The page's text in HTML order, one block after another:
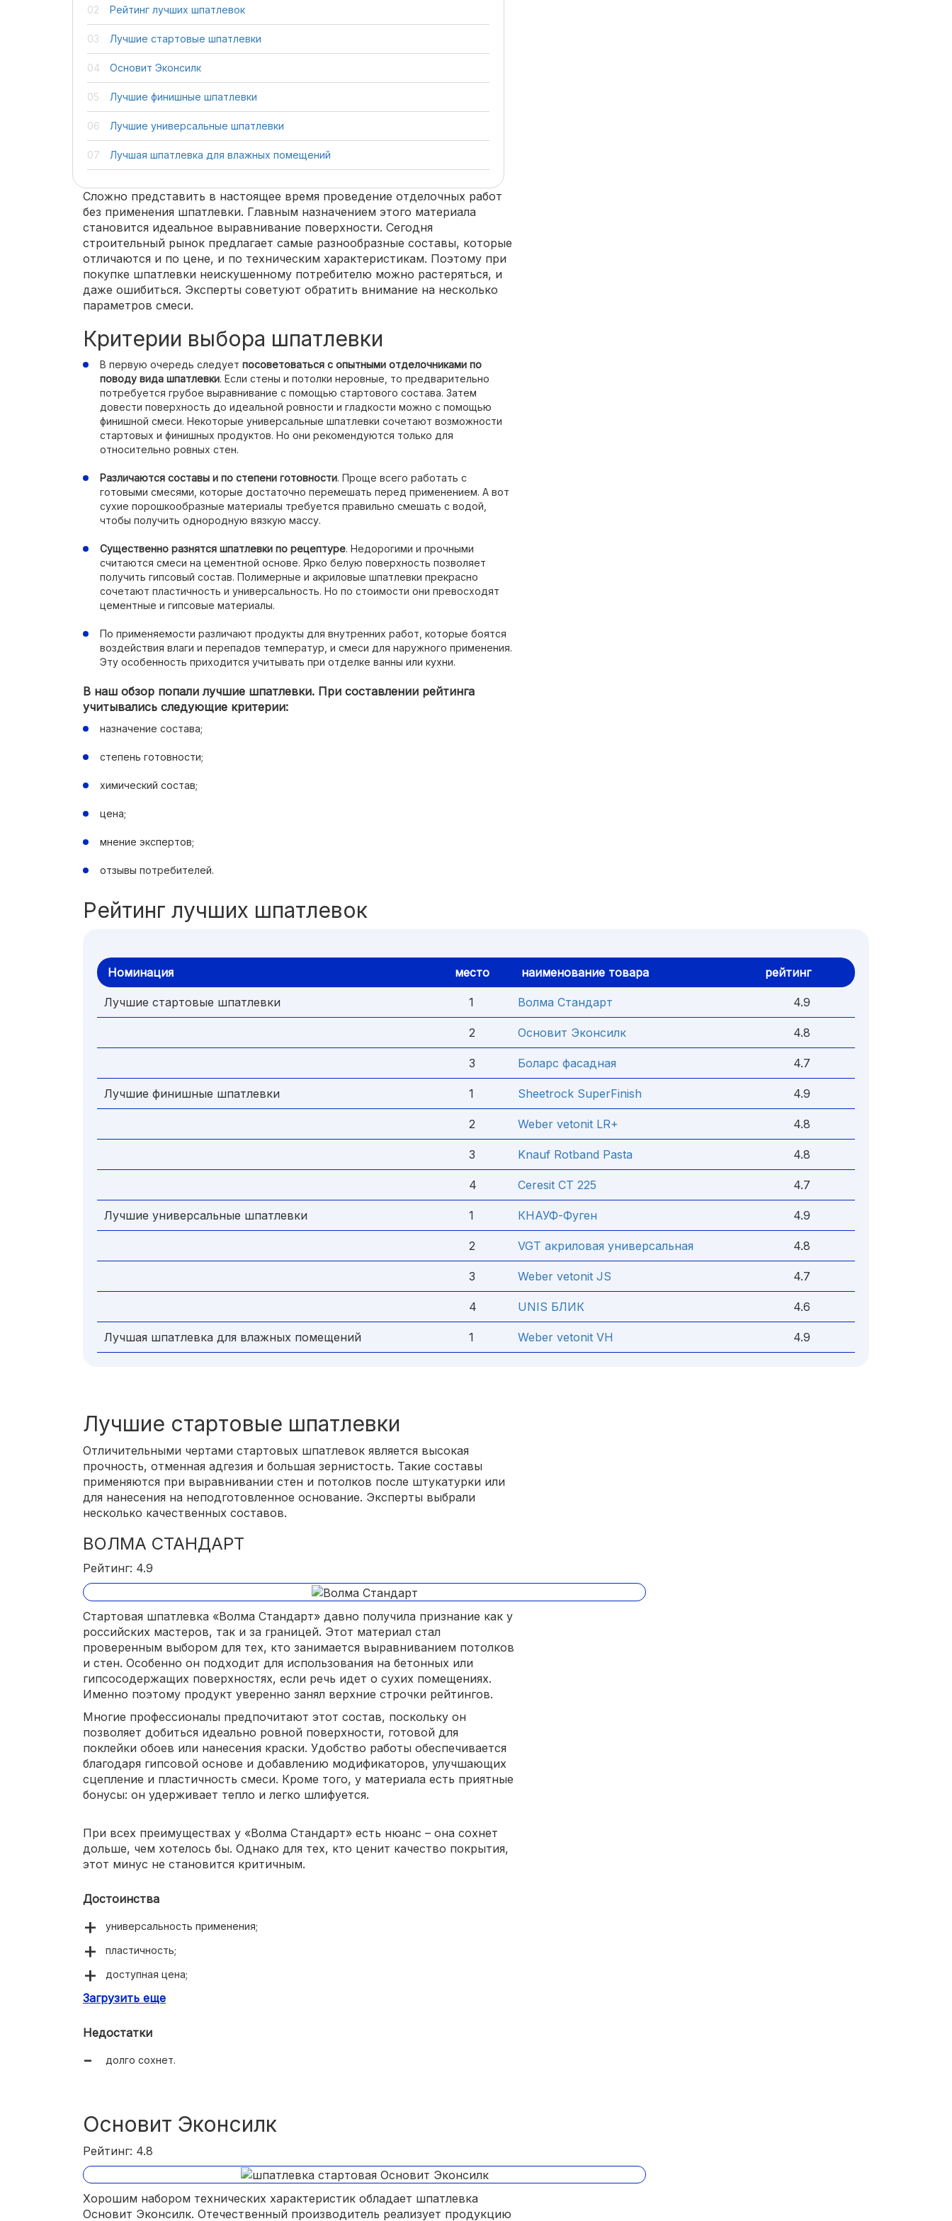
Рейтинг лучших шпатлевок
Лучшие стартовые шпатлевки
Основит Эконсилк
Лучшие финишные шпатлевки
Лучшие универсальные шпатлевки
Лучшая шпатлевка для влажных помещений
Сложно представить в настоящее время проведение отделочных работ
без применения шпатлевки. Главным назначением этого материала
становится идеальное выравнивание поверхности. Сегодня
строительный рынок предлагает самые разнообразные составы, которые
отличаются и по цене, и по техническим характеристикам. Поэтому при
покупке шпатлевки неискушенному потребителю можно растеряться, и
даже ошибиться. Эксперты советуют обратить внимание на несколько
параметров смеси.
Критерии выбора шпатлевки
В первую очередь следует посоветоваться с опытными отделочниками по
поводу вида шпатлевки. Если стены и потолки неровные, то предварительно
потребуется грубое выравнивание с помощью стартового состава. Затем
довести поверхность до идеальной ровности и гладкости можно с помощью
финишной смеси. Некоторые универсальные шпатлевки сочетают возможности
стартовых и финишных продуктов. Но они рекомендуются только для
относительно ровных стен.
Различаются составы и по степени готовности. Проще всего работать с
готовыми смесями, которые достаточно перемешать перед применением. А вот
сухие порошкообразные материалы требуется правильно смешать с водой,
чтобы получить однородную вязкую массу.
Существенно разнятся шпатлевки по рецептуре. Недорогими и прочными
считаются смеси на цементной основе. Ярко белую поверхность позволяет
получить гипсовый состав. Полимерные и акриловые шпатлевки прекрасно
сочетают пластичность и универсальность. Но по стоимости они превосходят
цементные и гипсовые материалы.
По применяемости различают продукты для внутренних работ, которые боятся
воздействия влаги и перепадов температур, и смеси для наружного применения.
Эту особенность приходится учитывать при отделке ванны или кухни.
В наш обзор попали лучшие шпатлевки. При составлении рейтинга
учитывались следующие критерии:
назначение состава;
степень готовности;
химический состав;
цена;
мнение экспертов;
отзывы потребителей.
Рейтинг лучших шпатлевок
Номинация место наименование товара рейтинг
Лучшие стартовые шпатлевки 1 Волма Стандарт 4.9
2 Основит Эконсилк 4.8
3 Боларс фасадная 4.7
Лучшие финишные шпатлевки 1 Sheetrock SuperFinish 4.9
2 Weber vetonit LR+ 4.8
3 Knauf Rotband Pasta 4.8
4 Ceresit CT 225 4.7
Лучшие универсальные шпатлевки 1 КНАУФ-Фуген 4.9
2 VGT акриловая универсальная 4.8
3 Weber vetonit JS 4.7
4 UNIS БЛИК 4.6
Лучшая шпатлевка для влажных помещений 1 Weber vetonit VH 4.9
Лучшие стартовые шпатлевки
Отличительными чертами стартовых шпатлевок является высокая
прочность, отменная адгезия и большая зернистость. Такие составы
применяются при выравнивании стен и потолков после штукатурки или
для нанесения на неподготовленное основание. Эксперты выбрали
несколько качественных составов.
ВОЛМА СТАНДАРТ
Рейтинг: 4.9
Стартовая шпатлевка «Волма Стандарт» давно получила признание как у
российских мастеров, так и за границей. Этот материал стал
проверенным выбором для тех, кто занимается выравниванием потолков
и стен. Особенно он подходит для использования на бетонных или
гипсосодержащих поверхностях, если речь идет о сухих помещениях.
Именно поэтому продукт уверенно занял верхние строчки рейтингов.
Многие профессионалы предпочитают этот состав, поскольку он
позволяет добиться идеально ровной поверхности, готовой для
поклейки обоев или нанесения краски. Удобство работы обеспечивается
благодаря гипсовой основе и добавлению модификаторов, улучшающих
сцепление и пластичность смеси. Кроме того, у материала есть приятные
бонусы: он удерживает тепло и легко шлифуется.
При всех преимуществах у «Волма Стандарт» есть нюанс – она сохнет
дольше, чем хотелось бы. Однако для тех, кто ценит качество покрытия,
этот минус не становится критичным.
Достоинства
универсальность применения;
пластичность;
доступная цена;
простота нанесения;
Загрузить еще
Недостатки
долго сохнет.
Основит Эконсилк
Рейтинг: 4.8
Хорошим набором технических характеристик обладает шпатлевка
Основит Эконсилк. Отечественный производитель реализует продукцию